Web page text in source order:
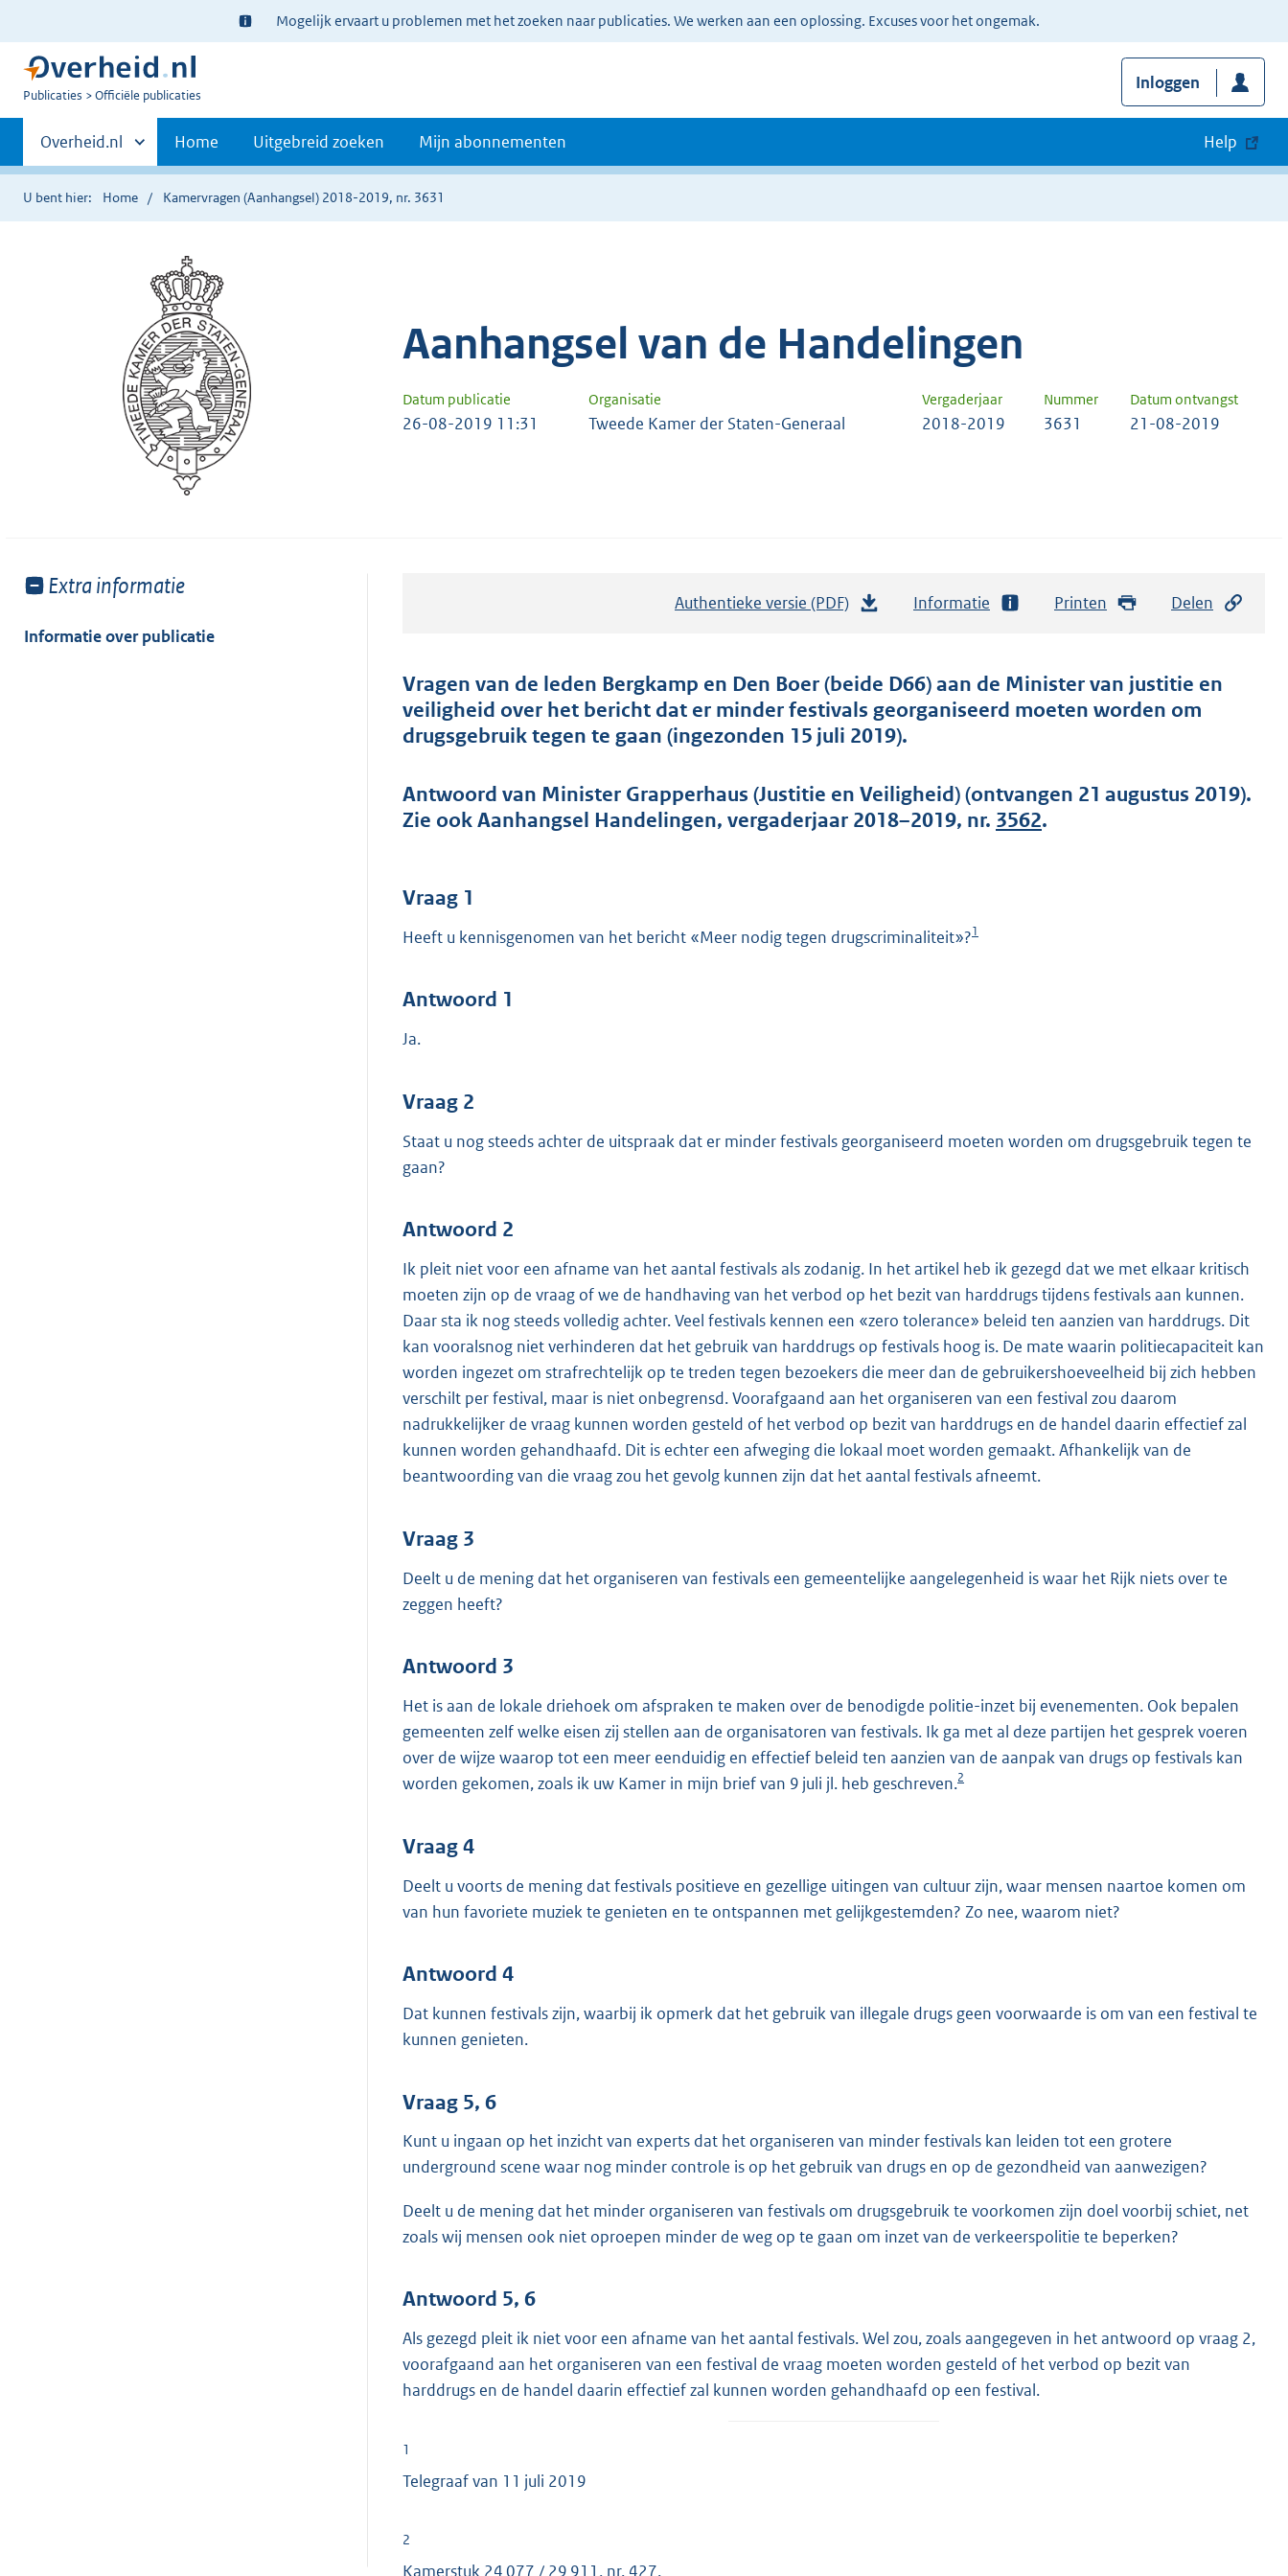
Ter
informatie:
Mogelijk ervaart u problemen met het zoeken naar publicaties. We werken aan een oplossing. Excuses voor het ongemak.
U
Publicaties Officiële publicaties
Inloggen
Primaire
navigatie
Andere
sites
binnen
Overheid.nl Home Uitgebreid zoeken Mijn abonnementen Help
U bent hier: Home Kamervragen (Aanhangsel) 2018-2019, nr. 3631
Aanhangsel van de Handelingen
Datum publicatie Organisatie Vergaderjaar Nummer Datum ontvangst
26-08-2019 11:31 Tweede Kamer der Staten-Generaal 2018-2019 3631 21-08-2019
Toon
van:
Extra informatie
Informatie over publicatie
Authentieke versie (PDF)
t
a
n
g
t
Informatie Printen Delen
Vragen van de leden Bergkamp en Den Boer (beide D66) aan de Minister van justitie en
veiligheid over het bericht dat er minder festivals georganiseerd moeten worden om
drugsgebruik tegen te gaan (ingezonden 15 juli 2019).
Antwoord van Minister Grapperhaus (Justitie en Veiligheid) (ontvangen 21 augustus 2019).
Zie ook Aanhangsel Handelingen, vergaderjaar 2018–2019, nr. 3562.
Vraag 1
Heeft u kennisgenomen van het bericht «Meer nodig tegen drugscriminaliteit»?1
Antwoord 1
Ja.
Vraag 2
Staat u nog steeds achter de uitspraak dat er minder festivals georganiseerd moeten worden om drugsgebruik tegen te
gaan?
Antwoord 2
Ik pleit niet voor een afname van het aantal festivals als zodanig. In het artikel heb ik gezegd dat we met elkaar kritisch
moeten zijn op de vraag of we de handhaving van het verbod op het bezit van harddrugs tijdens festivals aan kunnen.
Daar sta ik nog steeds volledig achter. Veel festivals kennen een «zero tolerance» beleid ten aanzien van harddrugs. Dit
kan vooralsnog niet verhinderen dat het gebruik van harddrugs op festivals hoog is. De mate waarin politiecapaciteit kan
worden ingezet om strafrechtelijk op te treden tegen bezoekers die meer dan de gebruikershoeveelheid bij zich hebben
verschilt per festival, maar is niet onbegrensd. Voorafgaand aan het organiseren van een festival zou daarom
nadrukkelijker de vraag kunnen worden gesteld of het verbod op bezit van harddrugs en de handel daarin effectief zal
kunnen worden gehandhaafd. Dit is echter een afweging die lokaal moet worden gemaakt. Afhankelijk van de
beantwoording van die vraag zou het gevolg kunnen zijn dat het aantal festivals afneemt.
Vraag 3
Deelt u de mening dat het organiseren van festivals een gemeentelijke aangelegenheid is waar het Rijk niets over te
zeggen heeft?
Antwoord 3
Het is aan de lokale driehoek om afspraken te maken over de benodigde politie-inzet bij evenementen. Ook bepalen
gemeenten zelf welke eisen zij stellen aan de organisatoren van festivals. Ik ga met al deze partijen het gesprek voeren
over de wijze waarop tot een meer eenduidig en effectief beleid ten aanzien van de aanpak van drugs op festivals kan
worden gekomen, zoals ik uw Kamer in mijn brief van 9 juli jl. heb geschreven.2
Vraag 4
Deelt u voorts de mening dat festivals positieve en gezellige uitingen van cultuur zijn, waar mensen naartoe komen om
van hun favoriete muziek te genieten en te ontspannen met gelijkgestemden? Zo nee, waarom niet?
Antwoord 4
Dat kunnen festivals zijn, waarbij ik opmerk dat het gebruik van illegale drugs geen voorwaarde is om van een festival te
kunnen genieten.
Vraag 5, 6
Kunt u ingaan op het inzicht van experts dat het organiseren van minder festivals kan leiden tot een grotere
underground scene waar nog minder controle is op het gebruik van drugs en op de gezondheid van aanwezigen?
Deelt u de mening dat het minder organiseren van festivals om drugsgebruik te voorkomen zijn doel voorbij schiet, net
zoals wij mensen ook niet oproepen minder de weg op te gaan om inzet van de verkeerspolitie te beperken?
Antwoord 5, 6
Als gezegd pleit ik niet voor een afname van het aantal festivals. Wel zou, zoals aangegeven in het antwoord op vraag 2,
voorafgaand aan het organiseren van een festival de vraag moeten worden gesteld of het verbod op bezit van
harddrugs en de handel daarin effectief zal kunnen worden gehandhaafd op een festival.
1
Telegraaf van 11 juli 2019
2
Kamerstuk 24 077 / 29 911, nr. 427.